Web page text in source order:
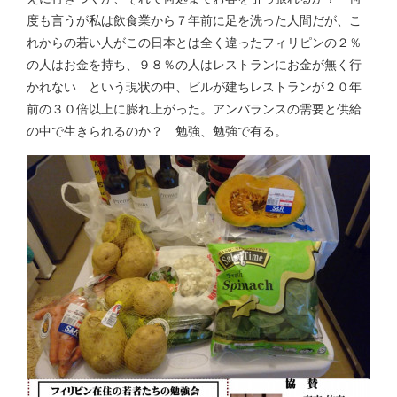
度も言うが私は飲食業から７年前に足を洗った人間だが、こ
れからの若い人がこの日本とは全く違ったフィリピンの２％
の人はお金を持ち、９８％の人はレストランにお金が無く行
かれない という現状の中、ビルが建ちレストランが２０年
前の３０倍以上に膨れ上がった。アンバランスの需要と供給
の中で生きられるのか？ 勉強、勉強で有る。